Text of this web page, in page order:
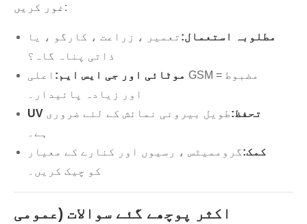
غور کریں:
مطلوبہ استعمال: تعمیر ، زراعت ، کارگو ، یا
ذاتی پناہ گاہ؟
موٹائی اور جی ایس ایم: اعلی GSM = مضبوط
اور زیادہ پائیدار۔
UV تحفظ:طویل بیرونی نمائش کے لئے ضروری
ہے۔
کمک:گروممیٹس ، رسیوں اور کنارے کے معیار
کو چیک کریں۔
اکثر پوچھے گئے سوالات (عمومی